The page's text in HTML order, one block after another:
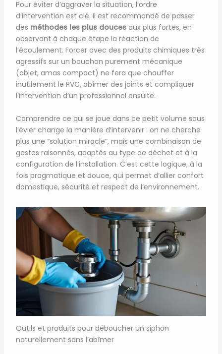
Pour éviter d’aggraver la situation, l’ordre
d’intervention est clé. Il est recommandé de passer
des méthodes les plus doucesaux plus fortes, en
observant à chaque étape la réaction de
l’écoulement. Forcer avec des produits chimiques très
agressifs sur un bouchon purement mécanique
(objet, amas compact) ne fera que chauffer
inutilement le PVC, abîmer des joints et compliquer
l’intervention d’un professionnel ensuite.
Comprendre ce qui se joue dans ce petit volume sous
l’évier change la manière d’intervenir : on ne cherche
plus une “solution miracle”, mais une combinaison de
gestes raisonnés, adaptés au type de déchet et à la
configuration de l’installation. C’est cette logique, à la
fois pragmatique et douce, qui permet d’allier confort
domestique, sécurité et respect de l’environnement.
Outils et produits pour déboucher un siphon
naturellement sans l’abîmer